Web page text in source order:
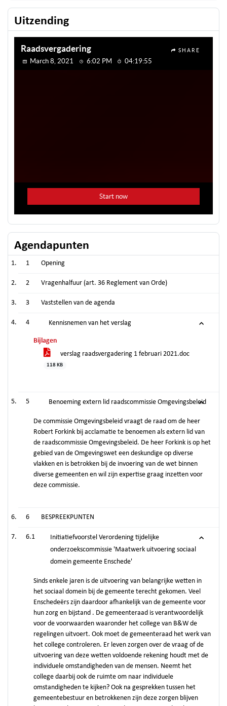
Uitzending
Agendapunten
1 Opening
2 Vragenhalfuur (art. 36 Reglement van Orde)
3 Vaststellen van de agenda
4 Kennisnemen van het verslag
Bijlagen
verslag raadsvergadering 1 februari 2021.doc
118 KB
5 Benoeming extern lid raadscommissie Omgevingsbeleid
De commissie Omgevingsbeleid vraagt de raad om de heer
Robert Forkink bij acclamatie te benoemen als extern lid van
de raadscommissie Omgevingsbeleid. De heer Forkink is op het
gebied van de Omgevingswet een deskundige op diverse
vlakken en is betrokken bij de invoering van de wet binnen
diverse gemeenten en wil zijn expertise graag inzetten voor
deze commissie.
6 BESPREEKPUNTEN
6.1
Initiatiefvoorstel Verordening tijdelijke
onderzoekscommissie 'Maatwerk uitvoering sociaal
domein gemeente Enschede'
Sinds enkele jaren is de uitvoering van belangrijke wetten in
het sociaal domein bij de gemeente terecht gekomen. Veel
Enschedeërs zijn daardoor afhankelijk van de gemeente voor
hun zorg en bijstand . De gemeenteraad is verantwoordelijk
voor de voorwaarden waaronder het college van B&W de
regelingen uitvoert. Ook moet de gemeenteraad het werk van
het college controleren. Er leven zorgen over de vraag of de
uitvoering van deze wetten voldoende rekening houdt met de
individuele omstandigheden van de mensen. Neemt het
college daarbij ook de ruimte om naar individuele
omstandigheden te kijken? Ook na gesprekken tussen het
gemeentebestuur en betrokkenen zijn deze zorgen blijven